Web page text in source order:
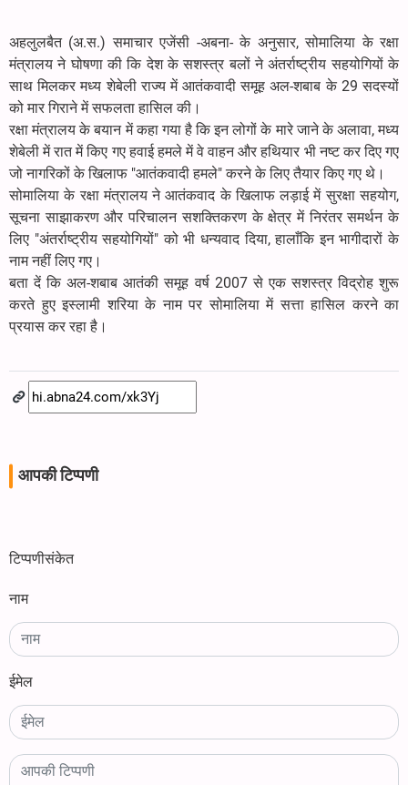
अहलुलबैत (अ.स.) समाचार एजेंसी -अबना- के अनुसार, सोमालिया के रक्षा
मंत्रालय ने घोषणा की कि देश के सशस्त्र बलों ने अंतर्राष्ट्रीय सहयोगियों के
साथ मिलकर मध्य शेबेली राज्य में आतंकवादी समूह अल-शबाब के 29 सदस्यों
को मार गिराने में सफलता हासिल की।
रक्षा मंत्रालय के बयान में कहा गया है कि इन लोगों के मारे जाने के अलावा, मध्य
शेबेली में रात में किए गए हवाई हमले में वे वाहन और हथियार भी नष्ट कर दिए गए
जो नागरिकों के खिलाफ "आतंकवादी हमले" करने के लिए तैयार किए गए थे।
सोमालिया के रक्षा मंत्रालय ने आतंकवाद के खिलाफ लड़ाई में सुरक्षा सहयोग,
सूचना साझाकरण और परिचालन सशक्तिकरण के क्षेत्र में निरंतर समर्थन के
लिए "अंतर्राष्ट्रीय सहयोगियों" को भी धन्यवाद दिया, हालाँकि इन भागीदारों के
नाम नहीं लिए गए।
बता दें कि अल-शबाब आतंकी समूह वर्ष 2007 से एक सशस्त्र विद्रोह शुरू
करते हुए इस्लामी शरिया के नाम पर सोमालिया में सत्ता हासिल करने का
प्रयास कर रहा है।
आपकी टिप्पणी
टिप्पणीसंकेत
नाम
ईमेल